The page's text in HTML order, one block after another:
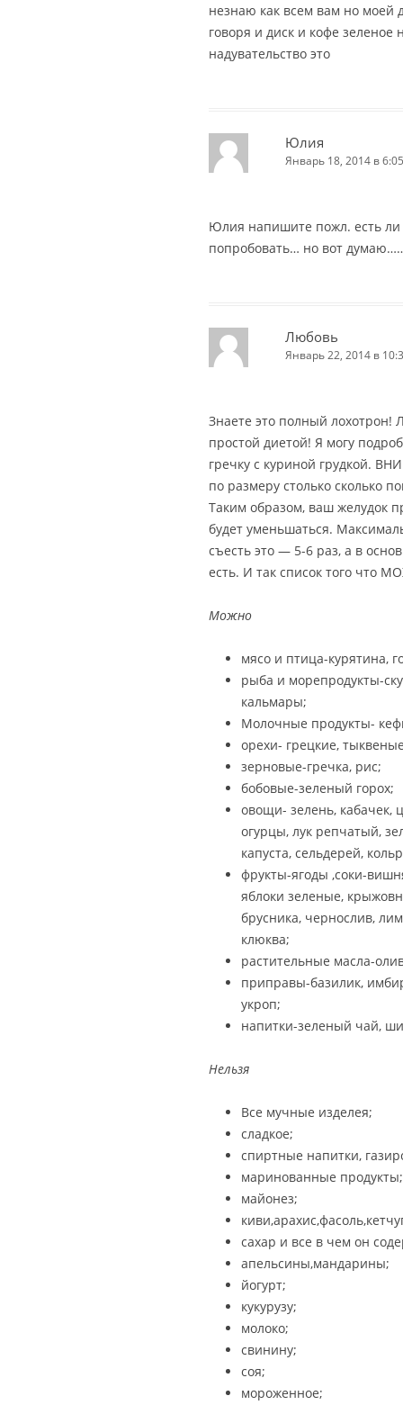
незнаю как всем вам но моей
говоря и диск и кофе зеленое
надувательство это
Юлия
Январь 18, 2014 в
Юлия напишите пожл. есть ли
попробовать… но вот
Любовь
Январь 22, 2014 в
Знаете это полный лохотрон!
простой диетой! Я могу
гречку с куриной грудкой.
по размеру столько сколько
Таким образом, ваш желудок
будет уменьшаться.
съесть это — 5-6 раз, а в
есть. И так список того что
Можно
мясо и птица-курятина,
рыба и морепродукты-
кальмары;
Молочные продукты-
орехи- грецкие,
зерновые-гречка, рис;
бобовые-зеленый горох;
овощи- зелень, кабачек,
огурцы, лук репчатый,
капуста, сельдерей,
фрукты-ягоды ,соки-
яблоки зеленые,
брусника, чернослив,
клюква;
растительные масла-
приправы-базилик,
укроп;
напитки-зеленый чай,
Нельзя
Все мучные изделея;
сладкое;
спиртные напитки,
маринованные продукты;
майонез;
сахар и все в чем он
апельсины,мандарины;
йогурт;
кукурузу;
молоко;
свинину;
соя;
мороженное;